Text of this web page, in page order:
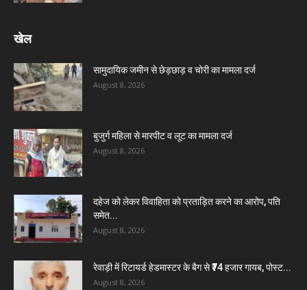
खेल
सामुदायिक जमीन से छेड़छाड़ व चोरी का मामला दर्ज
August 8, 2026
बुजुर्ग महिला से मारपीट व लूट का मामला दर्ज
August 8, 2026
दहेज को लेकर विवाहिता को प्रताड़ित करने का आरोप, पति
समेत...
August 8, 2026
रेवाड़ी में रिटायर्ड हेडमास्टर के बैग से ₹74 हजार गायब, पोस्ट...
August 8, 2026